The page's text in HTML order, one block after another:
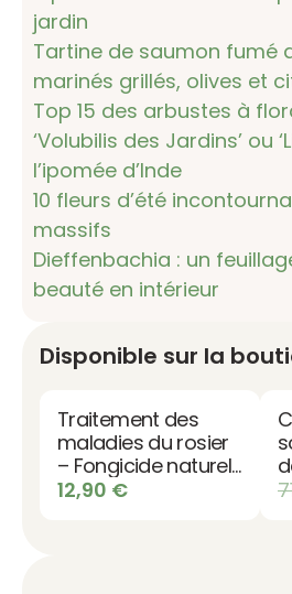
jardin
Tartine de saumon fumé
marinés grillés, olives et
Top 15 des arbustes à
‘Volubilis des Jardins’ ou
l’ipomée d’Inde
10 fleurs d’été
massifs
Dieffenbachia : un
beauté en intérieur
Disponible sur la
Traitement des
maladies du rosier
– Fongicide naturel
bio
12,90 €